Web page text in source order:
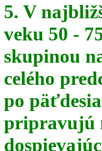
5. V
veku 50 -
skupinou
celého
po
pripravujú